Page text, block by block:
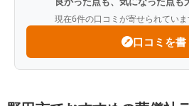
葬儀社をどのように探し
A.基礎疾患のある母が他界
で、急遽、葬儀社を探すことに
最初は、病院の霊安室でお世
しようと考えましたが、ネッ
現在6件の口コミが寄せられていま
口コミを書